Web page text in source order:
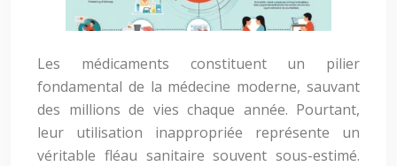
Les médicaments constituent un pilier
fondamental de la médecine moderne, sauvant
des millions de vies chaque année. Pourtant,
leur utilisation inappropriée représente un
véritable fléau sanitaire souvent sous-estimé.